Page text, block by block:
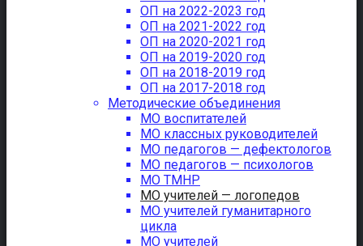
ОП на 2022-2023 год
ОП на 2021-2022 год
ОП на 2020-2021 год
ОП на 2019-2020 год
ОП на 2018-2019 год
ОП на 2017-2018 год
Методические объединения
МО воспитателей
МО классных руководителей
МО педагогов — дефектологов
МО педагогов — психологов
МО ТМНР
МО учителей — логопедов
МО учителей гуманитарного
цикла
МО учителей